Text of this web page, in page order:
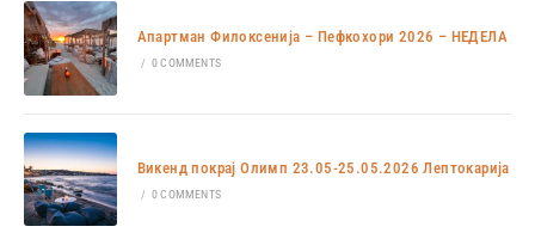
Апартман Филоксенија – Пефкохори 2026 – НЕДЕЛА
/ 0 COMMENTS
Викенд покрај Олимп 23.05-25.05.2026 Лептокарија
/ 0 COMMENTS